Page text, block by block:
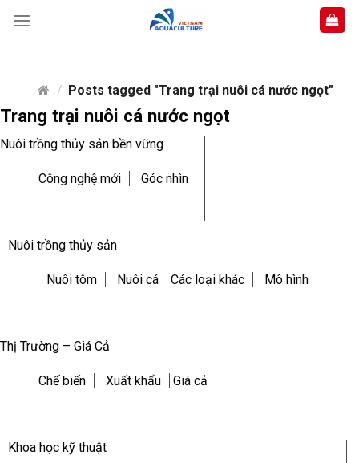
content
/ Posts tagged "Trang trại nuôi cá nước ngọt"
Trang trại nuôi cá nước ngọt
Nuôi trồng thủy sản bền vững
Công nghệ mới Góc nhìn
Nuôi trồng thủy sản
Nuôi tôm Nuôi cá Các loại khác Mô hình
Thị Trường – Giá Cả
Chế biến Xuất khẩu Giá cả
Khoa học kỹ thuật